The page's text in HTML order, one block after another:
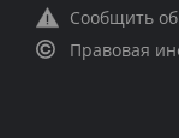
Сообщить
Правовая